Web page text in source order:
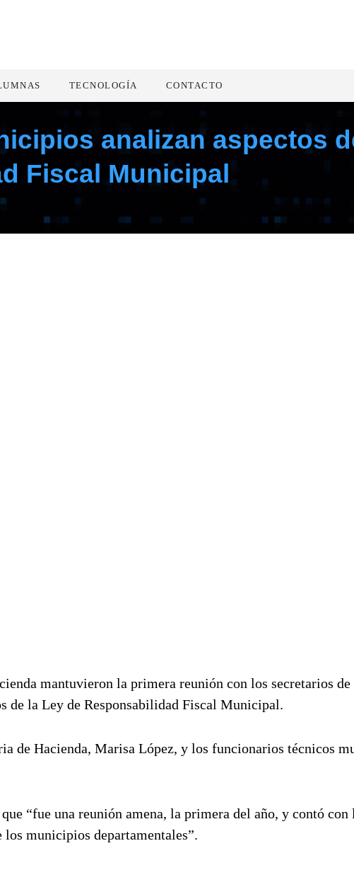
TECNOLOGÍA CONTACTO
analizan aspectos
Fiscal Municipal
mantuvieron la primera reunión con los secretarios de
de la Ley de Responsabilidad Fiscal Municipal.
de Hacienda, Marisa López, y los funcionarios técnicos
“fue una reunión amena, la primera del año, y contó con
municipios departamentales”.